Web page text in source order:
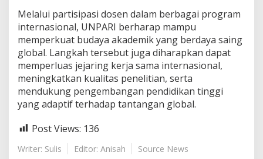
Melalui partisipasi dosen dalam berbagai program
internasional, UNPARI berharap mampu
memperkuat budaya akademik yang berdaya saing
global. Langkah tersebut juga diharapkan dapat
memperluas jejaring kerja sama internasional,
meningkatkan kualitas penelitian, serta
mendukung pengembangan pendidikan tinggi
yang adaptif terhadap tantangan global.
Post Views: 136
Writer: Sulis Editor: Anisah Source News